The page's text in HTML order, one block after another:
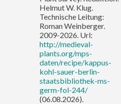
Helmut W. Klug.
Technische Leitung:
Roman Weinberger.
2009-2026. Url:
http://medieval-
plants.org/mps-
daten/recipe/kappus-
kohl-sauer-berlin-
staatsbibliothek-ms-
germ-fol-244/
(06.08.2026).